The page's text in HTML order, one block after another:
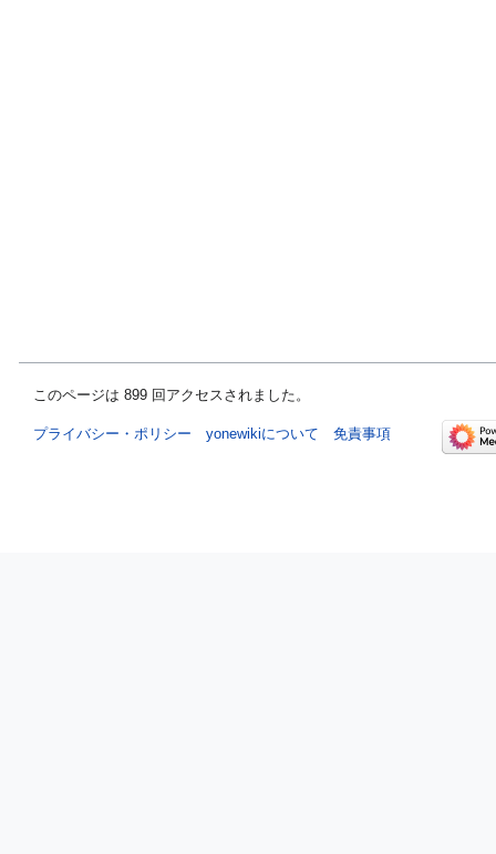
このページは 899 回アクセスされました。
プライバシー・ポリシー yonewikiについて 免責事項